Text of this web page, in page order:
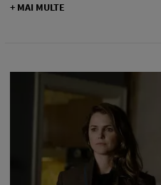
+ MAI MULTE